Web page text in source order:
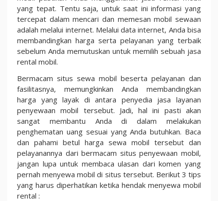
yang tepat. Tentu saja, untuk saat ini informasi yang
tercepat dalam mencari dan memesan mobil sewaan
adalah melalui internet. Melalui data internet, Anda bisa
membandingkan harga serta pelayanan yang terbaik
sebelum Anda memutuskan untuk memilih sebuah jasa
rental mobil.
Bermacam situs sewa mobil beserta pelayanan dan
fasilitasnya, memungkinkan Anda membandingkan
harga yang layak di antara penyedia jasa layanan
penyewaan mobil tersebut. Jadi, hal ini pasti akan
sangat membantu Anda di dalam melakukan
penghematan uang sesuai yang Anda butuhkan. Baca
dan pahami betul harga sewa mobil tersebut dan
pelayanannya dari bermacam situs penyewaan mobil,
jangan lupa untuk membaca ulasan dari komen yang
pernah menyewa mobil di situs tersebut. Berikut 3 tips
yang harus diperhatikan ketika hendak menyewa mobil
rental :